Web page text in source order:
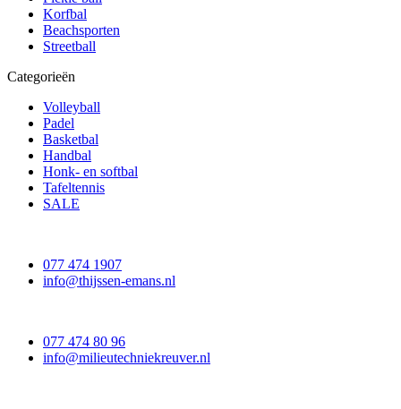
Korfbal
Beachsporten
Streetball
Categorieën
Volleyball
Padel
Basketbal
Handbal
Honk- en softbal
Tafeltennis
SALE
077 474 1907
info@thijssen-emans.nl
077 474 80 96
info@milieutechniekreuver.nl